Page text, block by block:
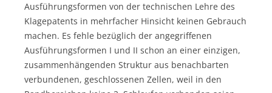
Ausführungsformen von der technischen Lehre des
Klagepatents in mehrfacher Hinsicht keinen Gebrauch
machen. Es fehle bezüglich der angegriffenen
Ausführungsformen I und II schon an einer einzigen,
zusammenhängenden Struktur aus benachbarten
verbundenen, geschlossenen Zellen, weil in den